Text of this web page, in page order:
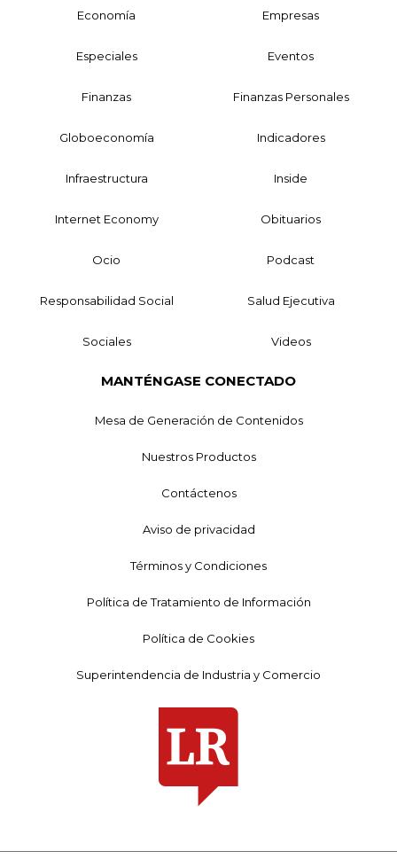
Economía Empresas
Especiales Eventos
Finanzas Finanzas Personales
Globoeconomía Indicadores
Infraestructura Inside
Internet Economy Obituarios
Ocio Podcast
Responsabilidad Social Salud Ejecutiva
Sociales Videos
MANTÉNGASE CONECTADO
Mesa de Generación de Contenidos
Nuestros Productos
Contáctenos
Aviso de privacidad
Términos y Condiciones
Política de Tratamiento de Información
Política de Cookies
Superintendencia de Industria y Comercio